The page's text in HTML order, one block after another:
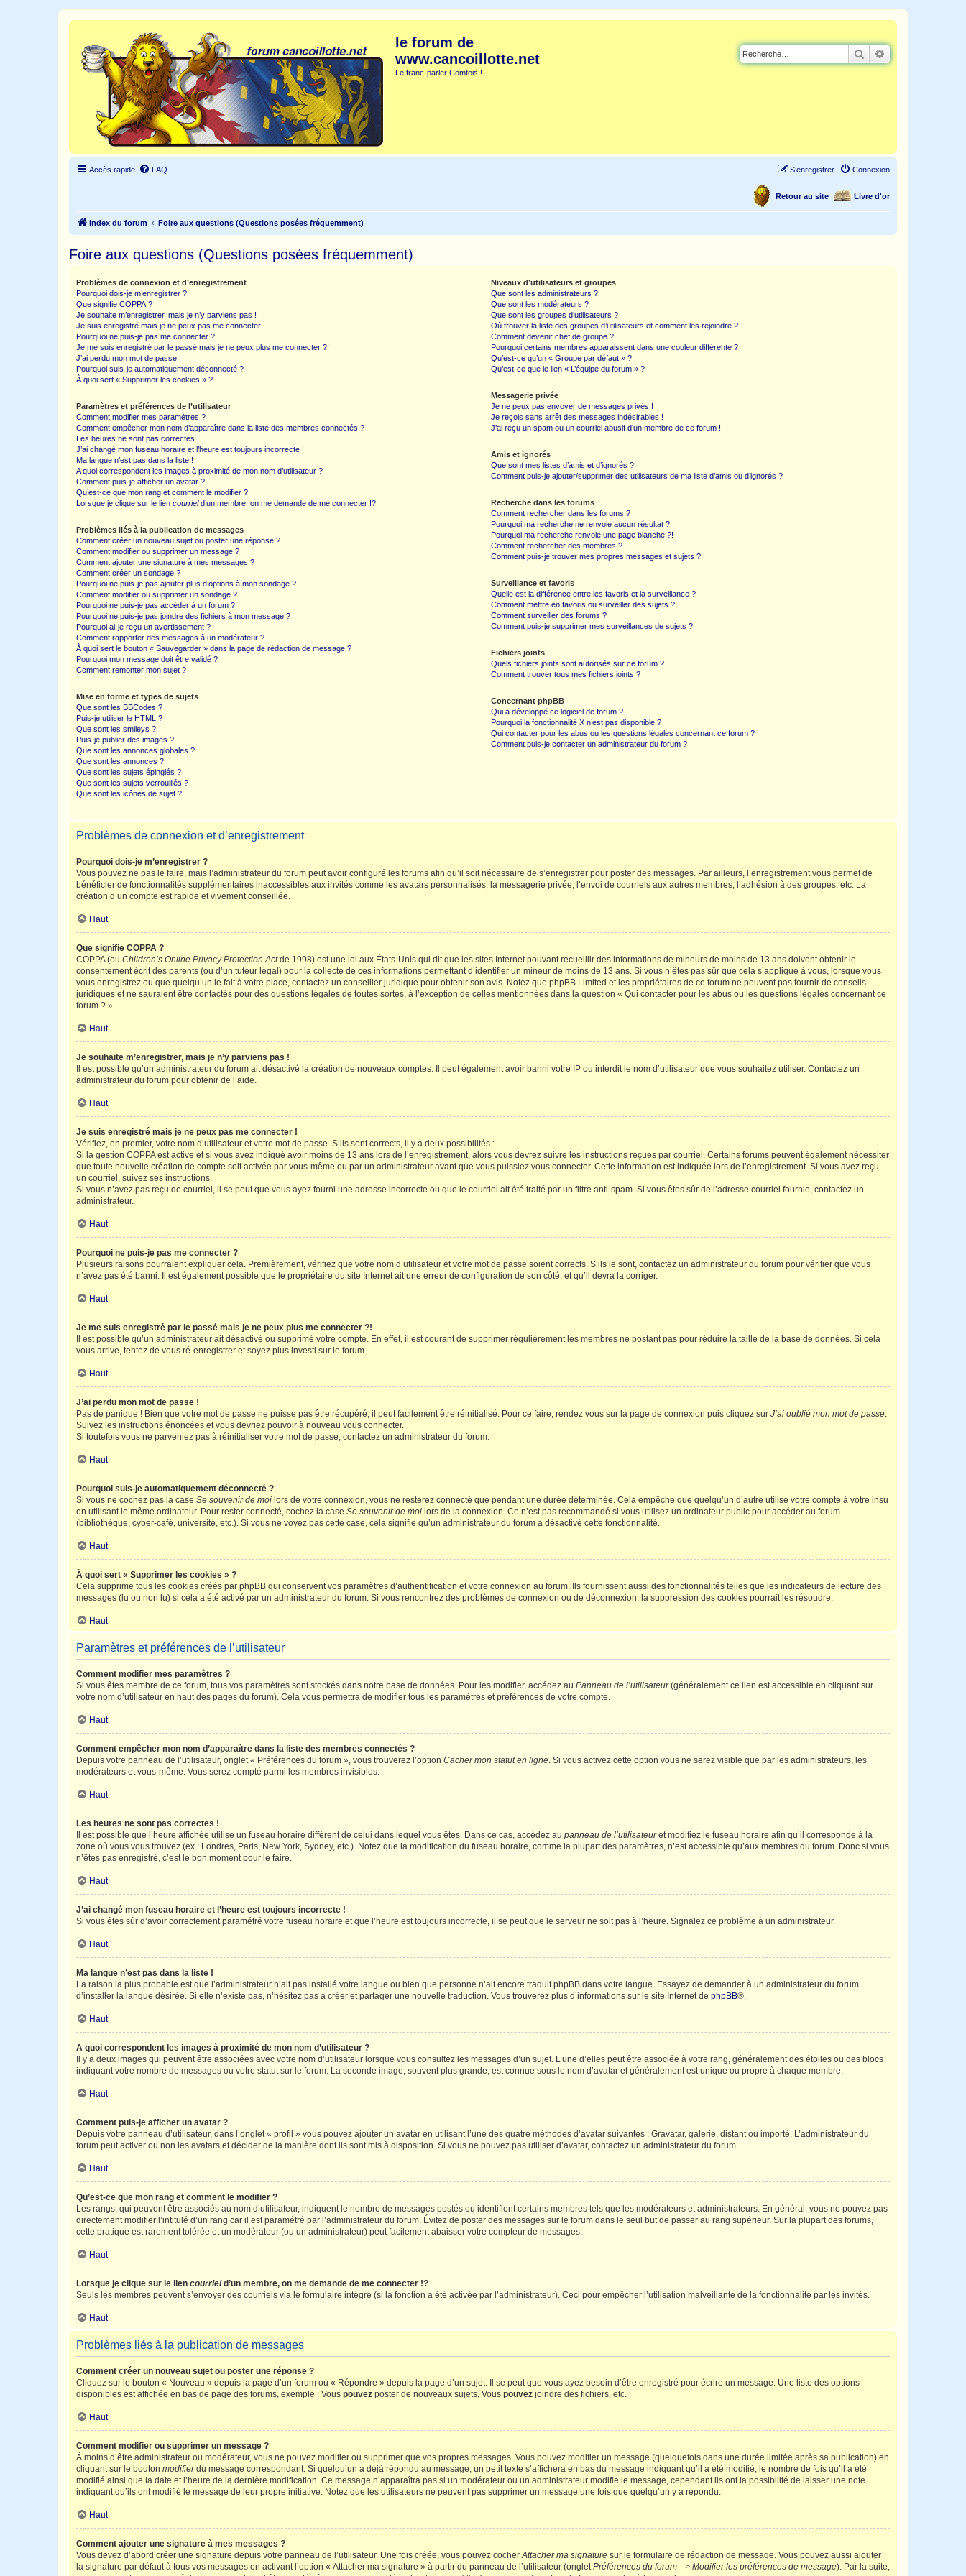
le forum de
www.cancoillotte.net
Le franc-parler Comtois !
Rechercher
Accès rapide FAQ Connexion
S’enregistrer
Livre d'or
Retour au site
Index du forum Foire aux questions (Questions posées fréquemment)
Foire aux questions (Questions posées fréquemment)
Problèmes de connexion et d’enregistrement
Pourquoi dois-je m’enregistrer ?
Que signifie COPPA ?
Je souhaite m’enregistrer, mais je n’y parviens pas !
Je suis enregistré mais je ne peux pas me connecter !
Pourquoi ne puis-je pas me connecter ?
Je me suis enregistré par le passé mais je ne peux plus me connecter ?!
J’ai perdu mon mot de passe !
Pourquoi suis-je automatiquement déconnecté ?
À quoi sert « Supprimer les cookies » ?
Paramètres et préférences de l’utilisateur
Comment modifier mes paramètres ?
Comment empêcher mon nom d’apparaître dans la liste des membres connectés ?
Les heures ne sont pas correctes !
J’ai changé mon fuseau horaire et l’heure est toujours incorrecte !
Ma langue n’est pas dans la liste !
A quoi correspondent les images à proximité de mon nom d’utilisateur ?
Comment puis-je afficher un avatar ?
Qu’est-ce que mon rang et comment le modifier ?
Lorsque je clique sur le lien courrield’un membre, on me demande de me connecter !?
Problèmes liés à la publication de messages
Comment créer un nouveau sujet ou poster une réponse ?
Comment modifier ou supprimer un message ?
Comment ajouter une signature à mes messages ?
Comment créer un sondage ?
Pourquoi ne puis-je pas ajouter plus d’options à mon sondage ?
Comment modifier ou supprimer un sondage ?
Pourquoi ne puis-je pas accéder à un forum ?
Pourquoi ne puis-je pas joindre des fichiers à mon message ?
Pourquoi ai-je reçu un avertissement ?
Comment rapporter des messages à un modérateur ?
À quoi sert le bouton « Sauvegarder » dans la page de rédaction de message ?
Pourquoi mon message doit être validé ?
Comment remonter mon sujet ?
Mise en forme et types de sujets
Que sont les BBCodes ?
Puis-je utiliser le HTML ?
Que sont les smileys ?
Puis-je publier des images ?
Que sont les annonces globales ?
Que sont les annonces ?
Que sont les sujets épinglés ?
Que sont les sujets verrouillés ?
Que sont les icônes de sujet ?
Niveaux d’utilisateurs et groupes
Que sont les administrateurs ?
Que sont les modérateurs ?
Que sont les groupes d’utilisateurs ?
Où trouver la liste des groupes d’utilisateurs et comment les rejoindre ?
Comment devenir chef de groupe ?
Pourquoi certains membres apparaissent dans une couleur différente ?
Qu’est-ce qu’un « Groupe par défaut » ?
Qu’est-ce que le lien « L’équipe du forum » ?
Messagerie privée
Je ne peux pas envoyer de messages privés !
Je reçois sans arrêt des messages indésirables !
J’ai reçu un spam ou un courriel abusif d’un membre de ce forum !
Amis et ignorés
Que sont mes listes d’amis et d’ignorés ?
Comment puis-je ajouter/supprimer des utilisateurs de ma liste d’amis ou d’ignorés ?
Recherche dans les forums
Comment rechercher dans les forums ?
Pourquoi ma recherche ne renvoie aucun résultat ?
Pourquoi ma recherche renvoie une page blanche ?!
Comment rechercher des membres ?
Comment puis-je trouver mes propres messages et sujets ?
Surveillance et favoris
Quelle est la différence entre les favoris et la surveillance ?
Comment mettre en favoris ou surveiller des sujets ?
Comment surveiller des forums ?
Comment puis-je supprimer mes surveillances de sujets ?
Fichiers joints
Quels fichiers joints sont autorisés sur ce forum ?
Comment trouver tous mes fichiers joints ?
Concernant phpBB
Qui a développé ce logiciel de forum ?
Pourquoi la fonctionnalité X n’est pas disponible ?
Qui contacter pour les abus ou les questions légales concernant ce forum ?
Comment puis-je contacter un administrateur du forum ?
Problèmes de connexion et d’enregistrement
Pourquoi dois-je m’enregistrer ?
Vous pouvez ne pas le faire, mais l’administrateur du forum peut avoir configuré les forums afin qu’il soit nécessaire de s’enregistrer pour poster des messages. Par ailleurs, l’enregistrement vous permet de
bénéficier de fonctionnalités supplémentaires inaccessibles aux invités comme les avatars personnalisés, la messagerie privée, l’envoi de courriels aux autres membres, l’adhésion à des groupes, etc. La
création d’un compte est rapide et vivement conseillée.
Haut
Que signifie COPPA ?
COPPA (ou Children’s Online Privacy Protection Actde 1998) est une loi aux États-Unis qui dit que les sites Internet pouvant recueillir des informations de mineurs de moins de 13 ans doivent obtenir le
consentement écrit des parents (ou d’un tuteur légal) pour la collecte de ces informations permettant d’identifier un mineur de moins de 13 ans. Si vous n’êtes pas sûr que cela s’applique à vous, lorsque vous
vous enregistrez ou que quelqu’un le fait à votre place, contactez un conseiller juridique pour obtenir son avis. Notez que phpBB Limited et les propriétaires de ce forum ne peuvent pas fournir de conseils
juridiques et ne sauraient être contactés pour des questions légales de toutes sortes, à l’exception de celles mentionnées dans la question « Qui contacter pour les abus ou les questions légales concernant ce
forum ? ».
Haut
Je souhaite m’enregistrer, mais je n’y parviens pas !
Il est possible qu’un administrateur du forum ait désactivé la création de nouveaux comptes. Il peut également avoir banni votre IP ou interdit le nom d’utilisateur que vous souhaitez utiliser. Contactez un
administrateur du forum pour obtenir de l’aide.
Haut
Je suis enregistré mais je ne peux pas me connecter !
Vérifiez, en premier, votre nom d’utilisateur et votre mot de passe. S’ils sont corrects, il y a deux possibilités :
Si la gestion COPPA est active et si vous avez indiqué avoir moins de 13 ans lors de l’enregistrement, alors vous devrez suivre les instructions reçues par courriel. Certains forums peuvent également nécessiter
que toute nouvelle création de compte soit activée par vous-même ou par un administrateur avant que vous puissiez vous connecter. Cette information est indiquée lors de l’enregistrement. Si vous avez reçu
un courriel, suivez ses instructions.
Si vous n’avez pas reçu de courriel, il se peut que vous ayez fourni une adresse incorrecte ou que le courriel ait été traité par un filtre anti-spam. Si vous êtes sûr de l’adresse courriel fournie, contactez un
administrateur.
Haut
Pourquoi ne puis-je pas me connecter ?
Plusieurs raisons pourraient expliquer cela. Premièrement, vérifiez que votre nom d’utilisateur et votre mot de passe soient corrects. S’ils le sont, contactez un administrateur du forum pour vérifier que vous
n’avez pas été banni. Il est également possible que le propriétaire du site Internet ait une erreur de configuration de son côté, et qu’il devra la corriger.
Haut
Je me suis enregistré par le passé mais je ne peux plus me connecter ?!
Il est possible qu’un administrateur ait désactivé ou supprimé votre compte. En effet, il est courant de supprimer régulièrement les membres ne postant pas pour réduire la taille de la base de données. Si cela
vous arrive, tentez de vous ré-enregistrer et soyez plus investi sur le forum.
Haut
J’ai perdu mon mot de passe !
Pas de panique ! Bien que votre mot de passe ne puisse pas être récupéré, il peut facilement être réinitialisé. Pour ce faire, rendez vous sur la page de connexion puis cliquez sur J’ai oublié mon mot de passe.
Suivez les instructions énoncées et vous devriez pouvoir à nouveau vous connecter.
Si toutefois vous ne parveniez pas à réinitialiser votre mot de passe, contactez un administrateur du forum.
Haut
Pourquoi suis-je automatiquement déconnecté ?
Si vous ne cochez pas la case Se souvenir de moi lors de votre connexion, vous ne resterez connecté que pendant une durée déterminée. Cela empêche que quelqu’un d’autre utilise votre compte à votre insu
en utilisant le même ordinateur. Pour rester connecté, cochez la case Se souvenir de moi lors de la connexion. Ce n’est pas recommandé si vous utilisez un ordinateur public pour accéder au forum
(bibliothèque, cyber-café, université, etc.). Si vous ne voyez pas cette case, cela signifie qu’un administrateur du forum a désactivé cette fonctionnalité.
Haut
À quoi sert « Supprimer les cookies » ?
Cela supprime tous les cookies créés par phpBB qui conservent vos paramètres d’authentification et votre connexion au forum. Ils fournissent aussi des fonctionnalités telles que les indicateurs de lecture des
messages (lu ou non lu) si cela a été activé par un administrateur du forum. Si vous rencontrez des problèmes de connexion ou de déconnexion, la suppression des cookies pourrait les résoudre.
Haut
Paramètres et préférences de l’utilisateur
Comment modifier mes paramètres ?
Si vous êtes membre de ce forum, tous vos paramètres sont stockés dans notre base de données. Pour les modifier, accédez au Panneau de l’utilisateur(généralement ce lien est accessible en cliquant sur
votre nom d’utilisateur en haut des pages du forum). Cela vous permettra de modifier tous les paramètres et préférences de votre compte.
Haut
Comment empêcher mon nom d’apparaître dans la liste des membres connectés ?
Depuis votre panneau de l’utilisateur, onglet « Préférences du forum », vous trouverez l’option Cacher mon statut en ligne. Si vous activez cette option vous ne serez visible que par les administrateurs, les
modérateurs et vous-même. Vous serez compté parmi les membres invisibles.
Haut
Les heures ne sont pas correctes !
Il est possible que l’heure affichée utilise un fuseau horaire différent de celui dans lequel vous êtes. Dans ce cas, accédez au panneau de l’utilisateuret modifiez le fuseau horaire afin qu’il corresponde à la
zone où vous vous trouvez (ex : Londres, Paris, New York, Sydney, etc.). Notez que la modification du fuseau horaire, comme la plupart des paramètres, n’est accessible qu’aux membres du forum. Donc si vous
n’êtes pas enregistré, c’est le bon moment pour le faire.
Haut
J’ai changé mon fuseau horaire et l’heure est toujours incorrecte !
Si vous êtes sûr d’avoir correctement paramétré votre fuseau horaire et que l’heure est toujours incorrecte, il se peut que le serveur ne soit pas à l’heure. Signalez ce problème à un administrateur.
Haut
Ma langue n’est pas dans la liste !
La raison la plus probable est que l’administrateur n’ait pas installé votre langue ou bien que personne n’ait encore traduit phpBB dans votre langue. Essayez de demander à un administrateur du forum
d’installer la langue désirée. Si elle n’existe pas, n’hésitez pas à créer et partager une nouvelle traduction. Vous trouverez plus d’informations sur le site Internet de phpBB®.
Haut
A quoi correspondent les images à proximité de mon nom d’utilisateur ?
Il y a deux images qui peuvent être associées avec votre nom d’utilisateur lorsque vous consultez les messages d’un sujet. L’une d’elles peut être associée à votre rang, généralement des étoiles ou des blocs
indiquant votre nombre de messages ou votre statut sur le forum. La seconde image, souvent plus grande, est connue sous le nom d’avatar et généralement est unique ou propre à chaque membre.
Haut
Comment puis-je afficher un avatar ?
Depuis votre panneau d’utilisateur, dans l’onglet « profil » vous pouvez ajouter un avatar en utilisant l’une des quatre méthodes d’avatar suivantes : Gravatar, galerie, distant ou importé. L’administrateur du
forum peut activer ou non les avatars et décider de la manière dont ils sont mis à disposition. Si vous ne pouvez pas utiliser d’avatar, contactez un administrateur du forum.
Haut
Qu’est-ce que mon rang et comment le modifier ?
Les rangs, qui peuvent être associés au nom d’utilisateur, indiquent le nombre de messages postés ou identifient certains membres tels que les modérateurs et administrateurs. En général, vous ne pouvez pas
directement modifier l’intitulé d’un rang car il est paramétré par l’administrateur du forum. Évitez de poster des messages sur le forum dans le seul but de passer au rang supérieur. Sur la plupart des forums,
cette pratique est rarement tolérée et un modérateur (ou un administrateur) peut facilement abaisser votre compteur de messages.
Haut
Lorsque je clique sur le lien courrield’un membre, on me demande de me connecter !?
Seuls les membres peuvent s’envoyer des courriels via le formulaire intégré (si la fonction a été activée par l’administrateur). Ceci pour empêcher l’utilisation malveillante de la fonctionnalité par les invités.
Haut
Problèmes liés à la publication de messages
Comment créer un nouveau sujet ou poster une réponse ?
Cliquez sur le bouton « Nouveau » depuis la page d’un forum ou « Répondre » depuis la page d’un sujet. Il se peut que vous ayez besoin d’être enregistré pour écrire un message. Une liste des options
disponibles est affichée en bas de page des forums, exemple : Vous pouvez poster de nouveaux sujets, Vous pouvez joindre des fichiers, etc.
Haut
Comment modifier ou supprimer un message ?
À moins d’être administrateur ou modérateur, vous ne pouvez modifier ou supprimer que vos propres messages. Vous pouvez modifier un message (quelquefois dans une durée limitée après sa publication) en
cliquant sur le bouton modifierdu message correspondant. Si quelqu’un a déjà répondu au message, un petit texte s’affichera en bas du message indiquant qu’il a été modifié, le nombre de fois qu’il a été
modifié ainsi que la date et l’heure de la dernière modification. Ce message n’apparaîtra pas si un modérateur ou un administrateur modifie le message, cependant ils ont la possibilité de laisser une note
indiquant qu’ils ont modifié le message de leur propre initiative. Notez que les utilisateurs ne peuvent pas supprimer un message une fois que quelqu’un y a répondu.
Haut
Comment ajouter une signature à mes messages ?
Vous devez d’abord créer une signature depuis votre panneau de l’utilisateur. Une fois créée, vous pouvez cocherAttacher ma signature sur le formulaire de rédaction de message. Vous pouvez aussi ajouter
la signature par défaut à tous vos messages en activant l’option « Attacher ma signature » à partir du panneau de l’utilisateur (ongletPréférences du forum --> Modifier les préférences de message). Par la suite,